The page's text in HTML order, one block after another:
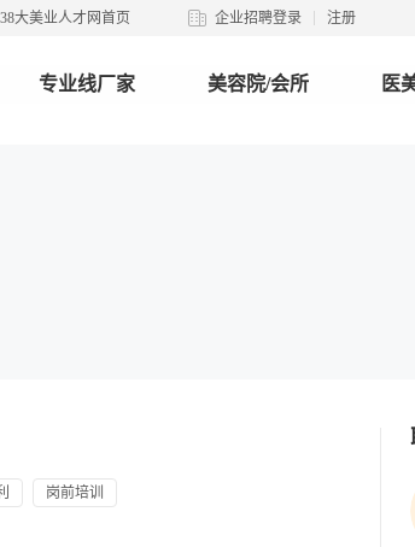
大美业人才网首页 企业招聘登录 注册
专业线厂家 美容院/会所 医
岗前培训